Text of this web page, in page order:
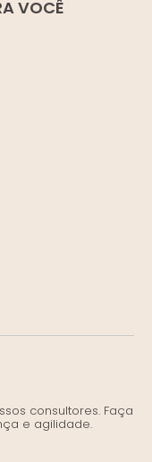
VOCÊ
consultores. Faça
e agilidade.